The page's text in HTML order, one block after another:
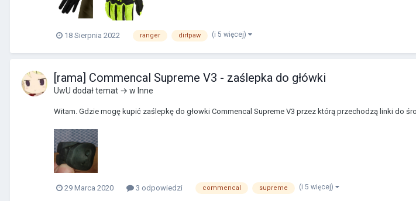
18 Sierpnia 2022 ranger dirtpaw (i 5 więcej)
[rama] Commencal Supreme V3 - zaślepka do główki
UwU dodał temat → w Inne
Witam. Gdzie mogę kupić zaślepkę do głowki Commencal Supreme V3 przez którą przechodzą linki do
29 Marca 2020 3 odpowiedzi commencal supreme (i 5 więcej)